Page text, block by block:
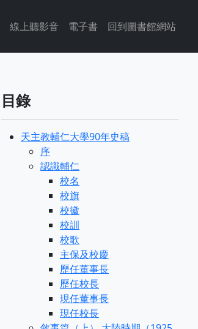
線上聽影音 電子書 回到圖書館網站
目錄
天主教輔仁大學90年史稿
序
認識輔仁
校名
校旗
校徽
校訓
校歌
主保及校慶
歷任董事長
歷任校長
現任董事長
現任校長